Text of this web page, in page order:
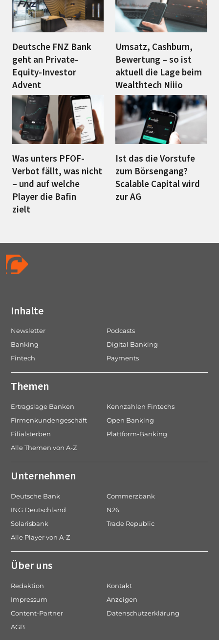
Deutsche FNZ Bank
geht an Private-
Equity-Investor
Advent
Umsatz, Cashburn,
Bewertung – so ist
aktuell die Lage beim
Wealthtech Niiio
Was unters PFOF-
Verbot fällt, was nicht
– und auf welche
Player die Bafin
zielt
Ist das die Vorstufe
zum Börsengang?
Scalable Capital wird
zur AG
Inhalte
Newsletter
Podcasts
Banking
Digital Banking
Fintech
Payments
Themen
Ertragslage Banken
Kennzahlen Fintechs
Firmenkundengeschäft
Open Banking
Filialsterben
Plattform-Banking
Alle Themen von A-Z
Unternehmen
Deutsche Bank
Commerzbank
ING Deutschland
N26
Solarisbank
Trade Republic
Alle Player von A-Z
Über uns
Redaktion
Kontakt
Impressum
Anzeigen
Content-Partner
Datenschutzerklärung
AGB